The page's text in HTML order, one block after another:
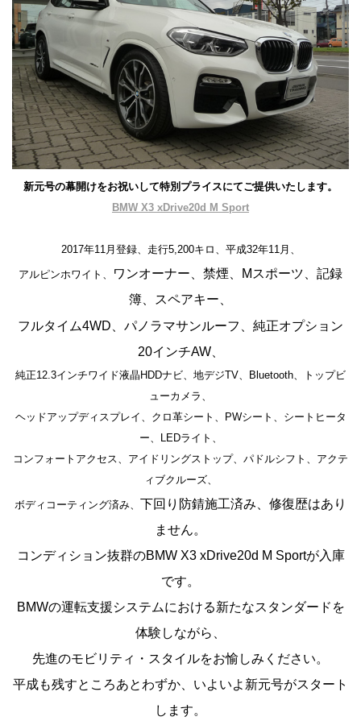
新元号の幕開けをお祝いして特別プライスにてご提供いたします。
BMW X3 xDrive20d M Sport
2017年11月登録、走行5,200キロ、平成32年11月、
アルピンホワイト、 ワンオーナー、禁煙、
Mスポーツ、記録
簿、スペアキー、
フルタイム4WD、パノラマサンルーフ、純正オプション
20インチAW、
純正12.3インチワイド液晶HDDナビ、地デジTV、Bluetooth、トップビ
ューカメラ、
ヘッドアップディスプレイ、クロ革シート、PWシート、シートヒータ
ー、LEDライト、
コンフォートアクセス、アイドリングストップ、パドルシフト、アクテ
ィブクルーズ、
ボディコーティング済み、 下回り防錆施工済み、
修復歴はあり
ません。
コンディション抜群のBMW X3 xDrive20d M Sportが入庫
です。
BMWの運転支援システムにおける新たなスタンダードを
体験しながら、
先進のモビリティ・スタイルをお愉しみください。
平成も残すところあとわずか、いよいよ新元号がスタート
します。